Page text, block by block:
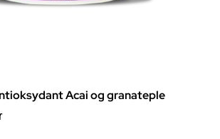
Acai og granateple